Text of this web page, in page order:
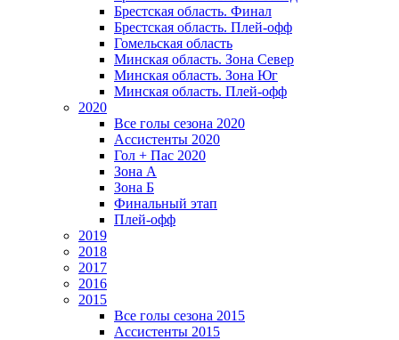
Брестская область. Финал
Брестская область. Плей-офф
Гомельская область
Минская область. Зона Север
Минская область. Зона Юг
Минская область. Плей-офф
2020
Все голы сезона 2020
Ассистенты 2020
Гол + Пас 2020
Зона А
Зона Б
Финальный этап
Плей-офф
2019
2018
2017
2016
2015
Все голы сезона 2015
Ассистенты 2015